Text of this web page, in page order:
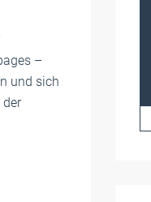
–
und sich
der